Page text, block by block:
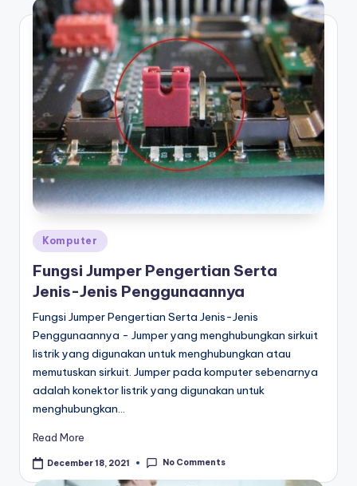
Posted
in
Komputer
Fungsi Jumper Pengertian Serta
Jenis-Jenis Penggunaannya
Fungsi Jumper Pengertian Serta Jenis-Jenis
Penggunaannya - Jumper yang menghubungkan sirkuit
listrik yang digunakan untuk menghubungkan atau
memutuskan sirkuit. Jumper pada komputer sebenarnya
adalah konektor listrik yang digunakan untuk
menghubungkan…
Read More
December 18, 2021 No Comments